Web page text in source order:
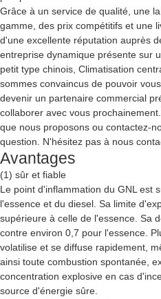
Grâce à un service de qualité, une
gamme, des prix compétitifs et une
d'une excellente réputation auprès
entreprise dynamique présente sur
petit type chinois, Climatisation
sommes convaincus de pouvoir
devenir un partenaire commercial
collaborer avec vous
que nous proposons ou contactez-
question. N'hésitez pas à nous
Avantages
(1) sûr et fiable
Le point d'inflammation du GNL est
l'essence et du diesel. Sa limite
supérieure à celle de l'essence. Sa
contre environ 0,7 pour l'essence.
volatilise et se diffuse rapidement,
ainsi toute combustion spontanée,
concentration explosive en cas
source d'énergie sûre.